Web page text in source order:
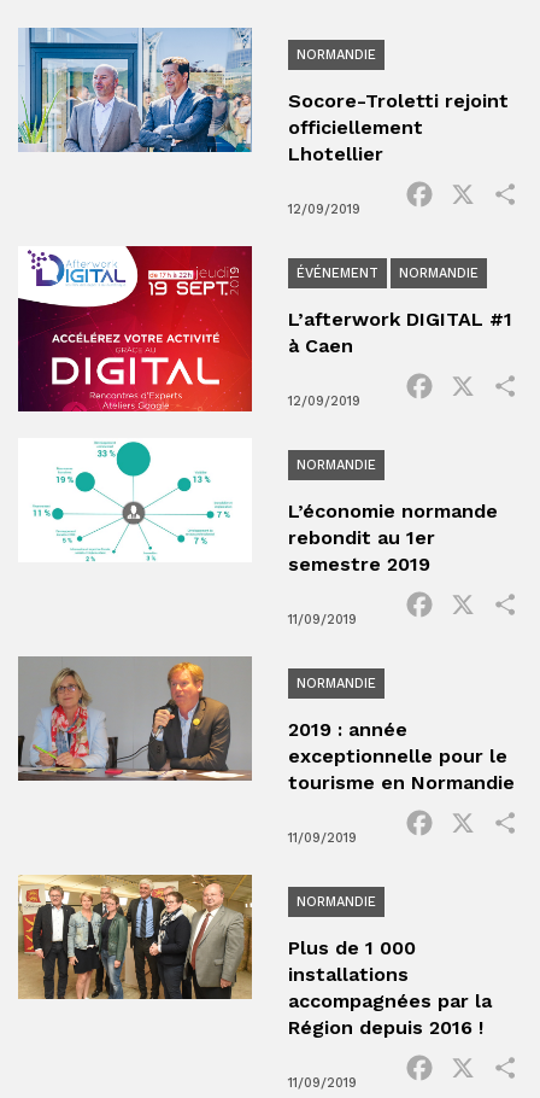
NORMANDIE
Socore-Troletti rejoint
officiellement
Lhotellier
12/09/2019
Facebook
ÉVÉNEMENT NORMANDIE
L’afterwork DIGITAL #1
à Caen
12/09/2019
Facebook
NORMANDIE
L’économie normande
rebondit au 1er
semestre 2019
11/09/2019
Facebook
NORMANDIE
2019 : année
exceptionnelle pour le
tourisme en Normandie
11/09/2019
Facebook
NORMANDIE
Plus de 1 000
installations
accompagnées par la
Région depuis 2016 !
11/09/2019
Facebook